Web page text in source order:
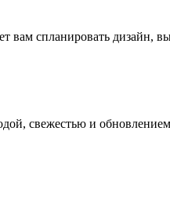
спланировать дизайн,
свежестью и